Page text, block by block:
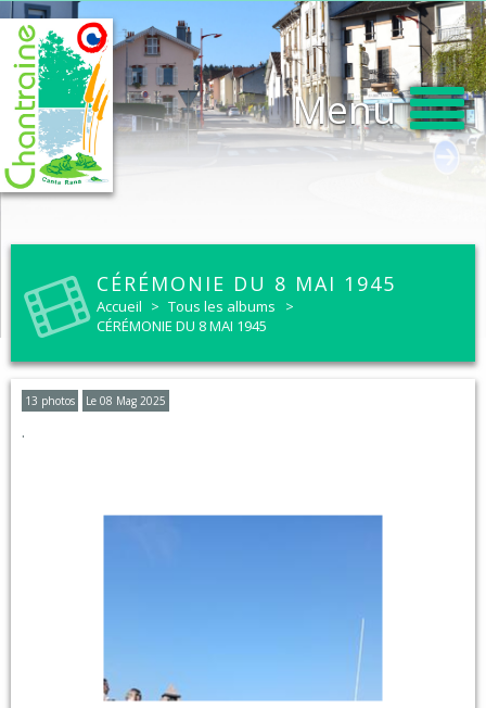
Menu
CÉRÉMONIE DU 8 MAI 1945
Accueil > Tous les albums
>
CÉRÉMONIE DU 8 MAI 1945
13 photos Le 08 Mag 2025
.